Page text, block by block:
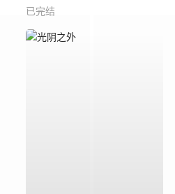
已完结